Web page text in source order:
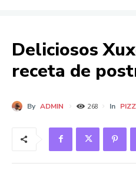
Deliciosos
receta de
By ADMIN 268 In